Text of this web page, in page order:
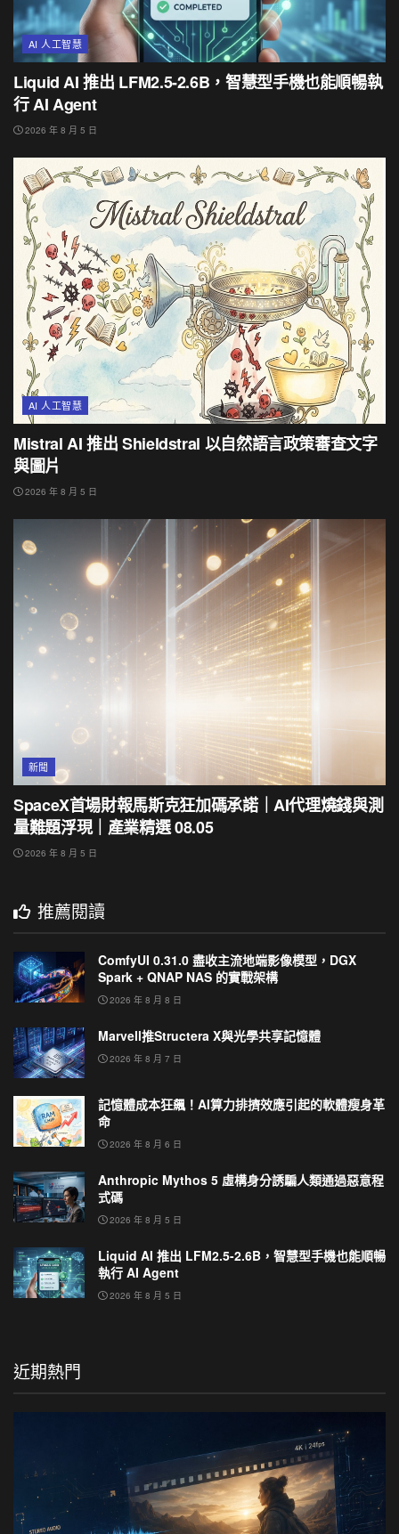
AI 人工智慧
Liquid AI 推出 LFM2.5-2.6B，智慧型手機也能順暢執
行 AI Agent
2026 年 8 月 5 日
AI 人工智慧
Mistral AI 推出 Shieldstral 以自然語言政策審查文字
與圖片
2026 年 8 月 5 日
新聞
SpaceX首場財報馬斯克狂加碼承諾｜AI代理燒錢與測
量難題浮現｜產業精選 08.05
2026 年 8 月 5 日
推薦閱讀
ComfyUI 0.31.0 盡收主流地端影像模型，DGX
Spark + QNAP NAS 的實戰架構
2026 年 8 月 8 日
Marvell推Structera X與光學共享記憶體
2026 年 8 月 7 日
記憶體成本狂飆！AI算力排擠效應引起的軟體瘦身革
命
2026 年 8 月 6 日
Anthropic Mythos 5 虛構身分誘騙人類通過惡意程
式碼
2026 年 8 月 5 日
Liquid AI 推出 LFM2.5-2.6B，智慧型手機也能順暢
執行 AI Agent
2026 年 8 月 5 日
近期熱門